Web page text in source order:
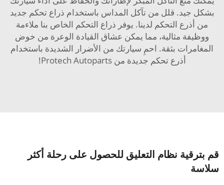
بشكل جيد. قلل من تآكل المداس باستخدام ذراع تحكم جديد
من أذرع التحكم لدينا. يوفر ذراع التحكم الخاص بنا ملاءمة
ووظيفة مثالية، مما يمكن عشاق القيادة الوعرة من خوض
المغامرات بثقة. احمِ سيارتك من الأضرار الشديدة باستخدام
أذرع تحكم جديدة من Protech Autoparts!
قم بترقية نظام التعليق للحصول على رحلة أكثر
سلاسة